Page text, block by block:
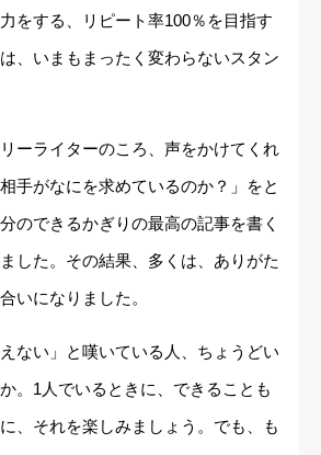
をする、リピート率100％を目指す
、いまもまったく変わらないスタン
ーライターのころ、声をかけてくれ
手がなにを求めているのか？」をと
のできるかぎりの最高の記事を書く
した。その結果、多くは、ありがた
いになりました。
えない」と嘆いている人、ちょうどい
。1人でいるときに、できることも
、それを楽しみましょう。でも、も